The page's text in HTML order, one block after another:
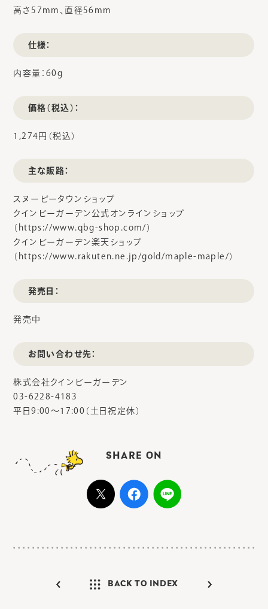
高さ57mm、直径56mm
仕様：
内容量：60g
価格（税込）：
1,274円（税込）
主な販路：
スヌーピータウンショップ
クインビーガーデン公式オンラインショップ
（https://www.qbg-shop.com/）
クインビーガーデン楽天ショップ
（https://www.rakuten.ne.jp/gold/maple-maple/）
発売日：
発売中
お問い合わせ先：
株式会社クインビーガーデン
03-6228-4183
平日9:00～17:00（土日祝定休）
SHARE ON
BACK TO INDEX